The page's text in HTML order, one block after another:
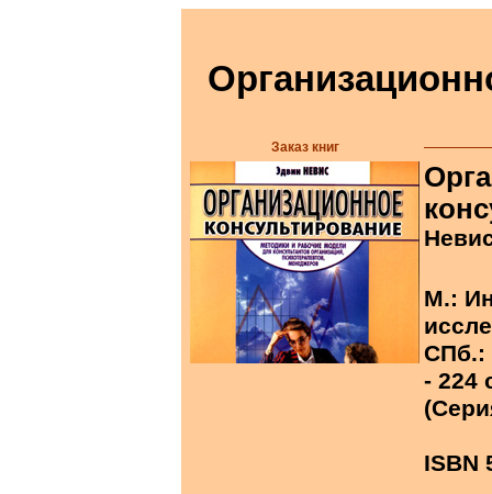
Заказ книг
М.:
СПб.:
- 224
ISBN